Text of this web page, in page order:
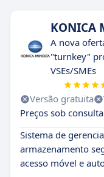
KONICA
A nova
"turnkey"
VSEs/SMEs
Versão gratuita
Preços sob consulta
Sistema de
armazenamento
acesso móvel e